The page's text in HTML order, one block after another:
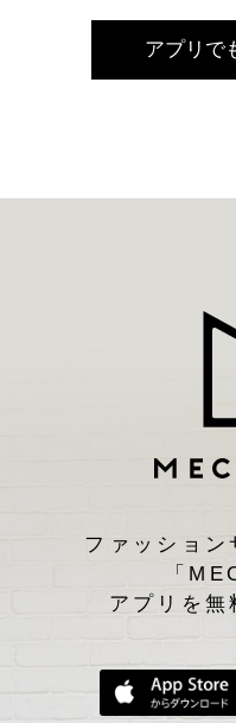
アプリで
ファッション
「
アプリを無